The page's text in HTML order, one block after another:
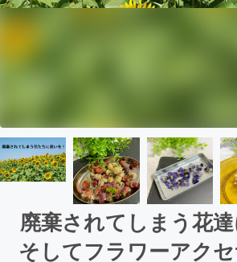
廃棄されてしまう花達
そしてフラワーアク